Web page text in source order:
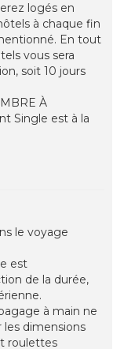
logés en
à chaque fin
En tout
vous sera
soit 10 jours
À
Single est à la
le voyage
est
de la durée,
à main ne
dimensions
roulettes